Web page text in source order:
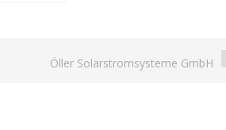
Öller Solarstromsysteme GmbH